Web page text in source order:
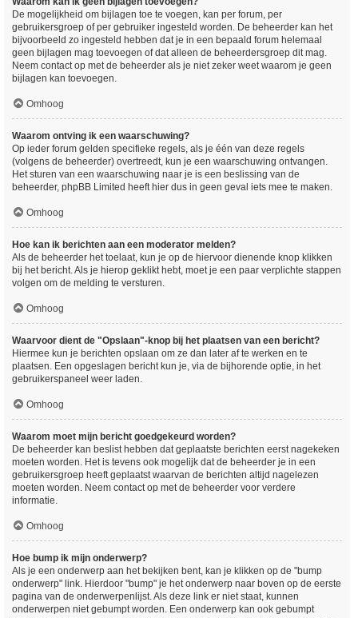
De mogelijkheid om bijlagen toe te voegen, kan per forum, per
gebruikersgroep of per gebruiker ingesteld worden. De beheerder kan het
bijvoorbeeld zo ingesteld hebben dat je in een bepaald forum helemaal
geen bijlagen mag toevoegen of dat alleen de beheerdersgroep dit mag.
Neem contact op met de beheerder als je niet zeker weet waarom je geen
bijlagen kan toevoegen.
Omhoog
Waarom ontving ik een waarschuwing?
Op ieder forum gelden specifieke regels, als je één van deze regels
(volgens de beheerder) overtreedt, kun je een waarschuwing ontvangen.
Het sturen van een waarschuwing naar je is een beslissing van de
beheerder, phpBB Limited heeft hier dus in geen geval iets mee te maken.
Omhoog
Hoe kan ik berichten aan een moderator melden?
Als de beheerder het toelaat, kun je op de hiervoor dienende knop klikken
bij het bericht. Als je hierop geklikt hebt, moet je een paar verplichte stappen
volgen om de melding te versturen.
Omhoog
Waarvoor dient de "Opslaan"-knop bij het plaatsen van een bericht?
Hiermee kun je berichten opslaan om ze dan later af te werken en te
plaatsen. Een opgeslagen bericht kun je, via de bijhorende optie, in het
gebruikerspaneel weer laden.
Omhoog
Waarom moet mijn bericht goedgekeurd worden?
De beheerder kan beslist hebben dat geplaatste berichten eerst nagekeken
moeten worden. Het is tevens ook mogelijk dat de beheerder je in een
gebruikersgroep heeft geplaatst waarvan de berichten altijd nagelezen
moeten worden. Neem contact op met de beheerder voor verdere
informatie.
Omhoog
Hoe bump ik mijn onderwerp?
Als je een onderwerp aan het bekijken bent, kan je klikken op de "bump
onderwerp" link. Hierdoor "bump" je het onderwerp naar boven op de eerste
pagina van de onderwerpenlijst. Als deze link er niet staat, kunnen
onderwerpen niet gebumpt worden. Een onderwerp kan ook gebumpt